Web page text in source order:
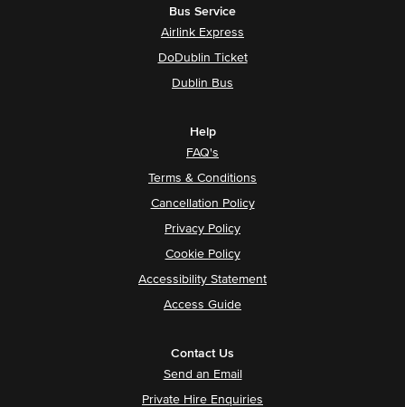
Bus Service
Airlink Express
DoDublin Ticket
Dublin Bus
Help
FAQ's
Terms & Conditions
Cancellation Policy
Privacy Policy
Cookie Policy
Accessibility Statement
Access Guide
Contact Us
Send an Email
Private Hire Enquiries